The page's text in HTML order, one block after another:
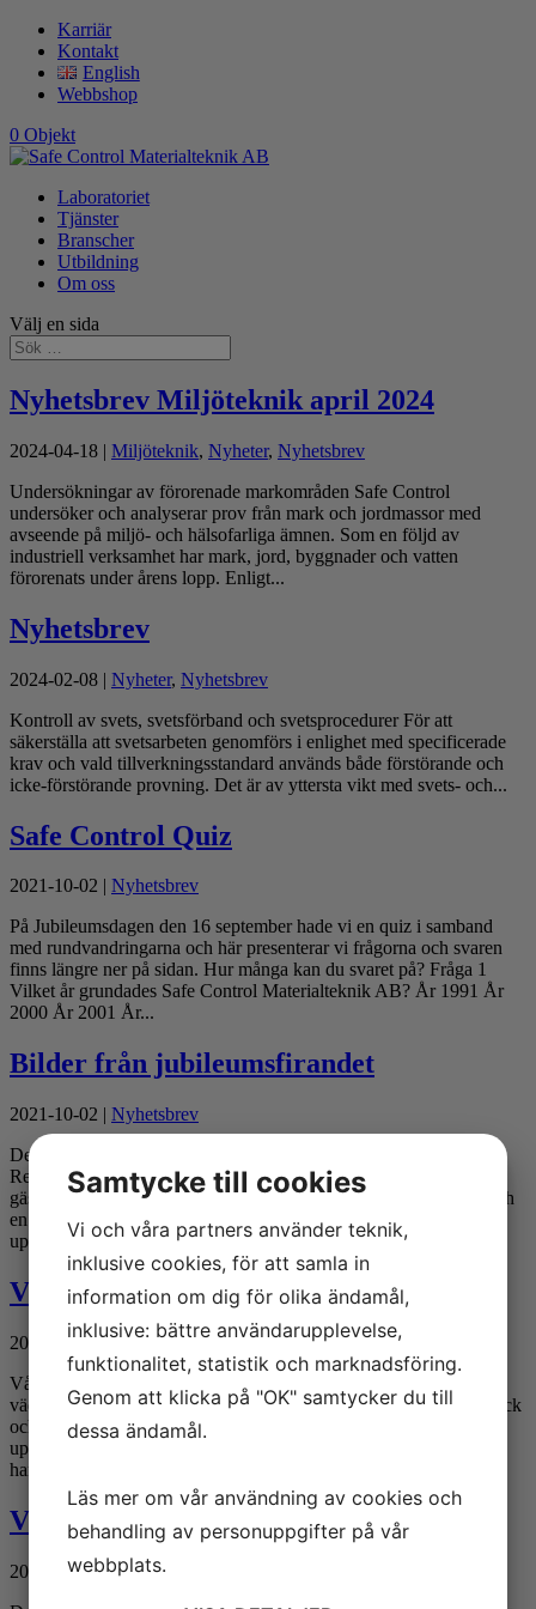
Karriär
Kontakt
English
Webbshop
0 Objekt
Laboratoriet
Tjänster
Branscher
Utbildning
Om oss
Välj en sida
Nyhetsbrev Miljöteknik april 2024
2024-04-18 | Miljöteknik, Nyheter, Nyhetsbrev
Undersökningar av förorenade markområden Safe Control
undersöker och analyserar prov från mark och jordmassor med
avseende på miljö- och hälsofarliga ämnen. Som en följd av
industriell verksamhet har mark, jord, byggnader och vatten
förorenats under årens lopp. Enligt...
Nyhetsbrev
2024-02-08 | Nyheter, Nyhetsbrev
Kontroll av svets, svetsförband och svetsprocedurer För att
säkerställa att svetsarbeten genomförs i enlighet med specificerade
krav och vald tillverkningsstandard används både förstörande och
icke-förstörande provning. Det är av yttersta vikt med svets- och...
Safe Control Quiz
2021-10-02 | Nyhetsbrev
På Jubileumsdagen den 16 september hade vi en quiz i samband
med rundvandringarna och här presenterar vi frågorna och svaren
finns längre ner på sidan. Hur många kan du svaret på? Fråga 1
Vilket år grundades Safe Control Materialteknik AB? År 1991 År
2000 År 2001 År...
Bilder från jubileumsfirandet
2021-10-02 | Nyhetsbrev
Den 16 september 2021 firade vi med glada kunder vårt jubileum.
Regnet var ihärdigt hela morgonen, men upphörde lagom till
gästerna anlände. En food truck som bjöd på goda hamburgare och
en kaffevagn med nymalna bönor, fint te och god choklad
uppskattades av alla. Vi...
Vi hade i alla fall tur med vädret!
2021-10-02|Nyhetsbrev
Vår stora jubileumsdag inleddes med ösregn, inte det optimala
vädret för vårt utomhusarrangemang. Partytält sattes upp, food truck
och kaffevagn anlände och precis när de första gästerna kom
upphörde regnet plötsligt! Alla kunde då förse sig med smaskiga
hamburgare...
Vi utför kemisk analys av beläggningar
2021-06-18|Kemi,Nyhetsbrev
Samtycke till cookies
Vi och våra partners använder teknik,
inklusive cookies, för att samla in
information om dig för olika ändamål,
inklusive: bättre användarupplevelse,
funktionalitet, statistik och marknadsföring.
Genom att klicka på "OK" samtycker du till
dessa ändamål.
Läs mer om vår användning av cookies och
behandling av personuppgifter på vår
webbplats.